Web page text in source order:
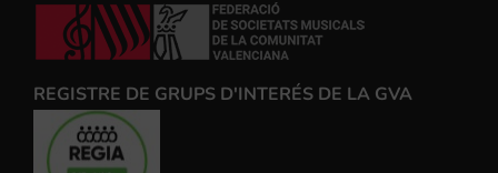
REGISTRE DE GRUPS D'INTERÉS DE LA GVA